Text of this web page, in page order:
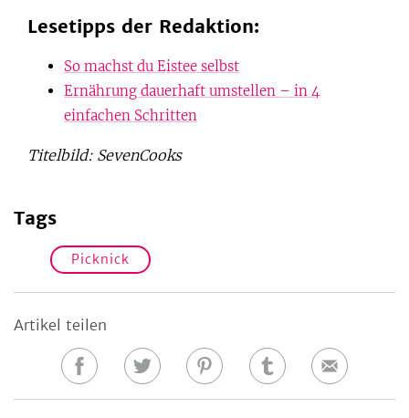
Lesetipps der Redaktion:
So machst du Eistee selbst
Ernährung dauerhaft umstellen – in 4
einfachen Schritten
Titelbild: SevenCooks
Tags
Picknick
Artikel teilen
Auf
Auf
Auf
Auf
E-